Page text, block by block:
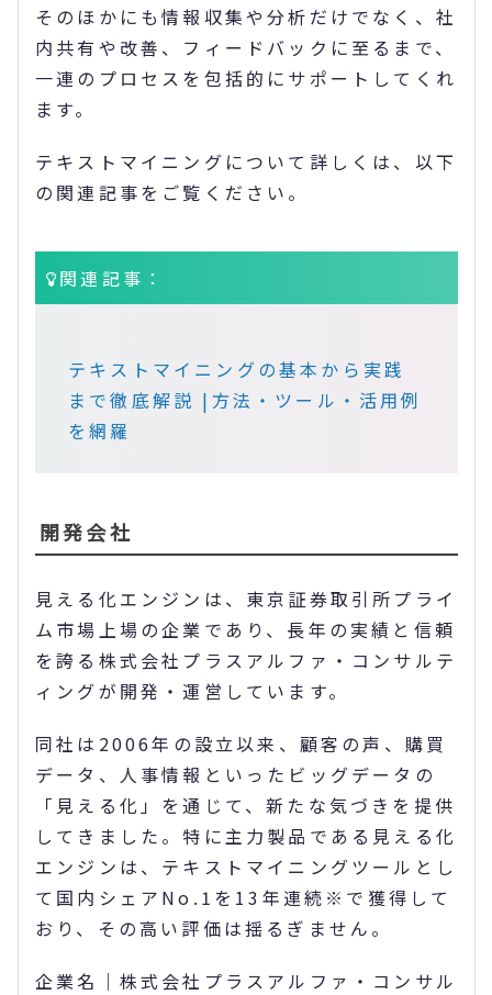
そのほかにも情報収集や分析だけでなく、社
内共有や改善、フィードバックに至るまで、
一連のプロセスを包括的にサポートしてくれ
ます。
テキストマイニングについて詳しくは、以下
の関連記事をご覧ください。
関連記事：
テキストマイニングの基本から実践
まで徹底解説 |方法・ツール・活用例
を網羅
開発会社
見える化エンジンは、東京証券取引所プライ
ム市場上場の企業であり、長年の実績と信頼
を誇る株式会社プラスアルファ・コンサルテ
ィングが開発・運営しています。
同社は2006年の設立以来、顧客の声、購買
データ、人事情報といったビッグデータの
「見える化」を通じて、新たな気づきを提供
してきました。特に主力製品である見える化
エンジンは、テキストマイニングツールとし
て国内シェアNo.1を13年連続※で獲得して
おり、その高い評価は揺るぎません。
企業名｜株式会社プラスアルファ・コンサル